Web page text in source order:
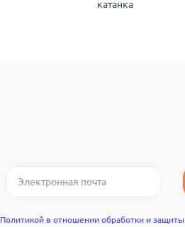
катанка
Политикой в отношении обработки и защиты